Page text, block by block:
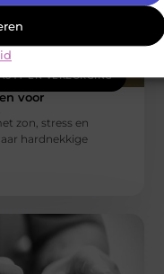
EN VERZORGING
voor
zon, stress en
hardnekkige